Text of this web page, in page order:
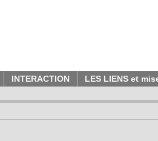
INTERACTION LES LIENS et